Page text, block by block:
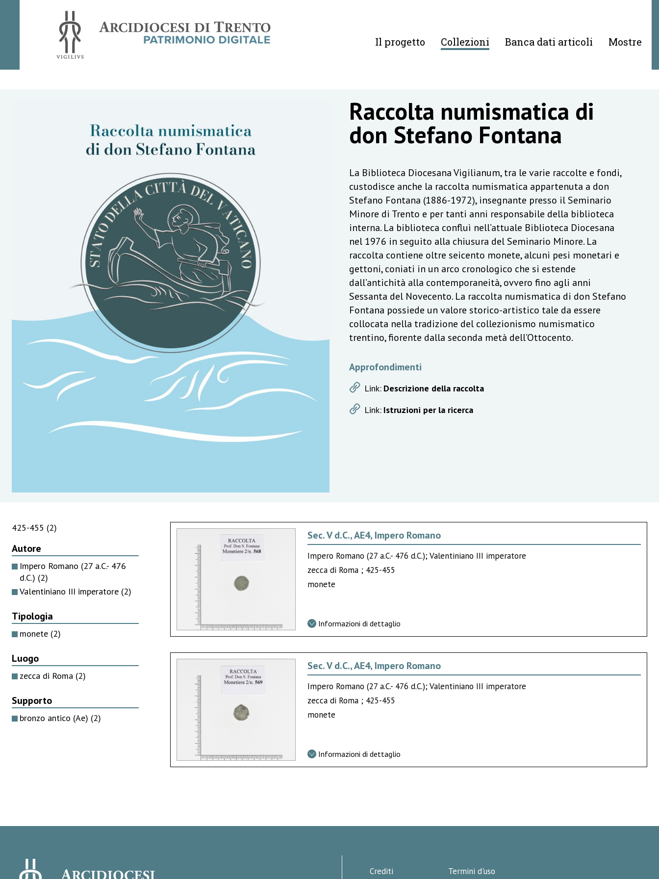
Il progetto Collezioni Banca dati articoli Mostre
Raccolta numismatica di
don Stefano Fontana
La Biblioteca Diocesana Vigilianum, tra le varie raccolte e fondi,
custodisce anche la raccolta numismatica appartenuta a don
Stefano Fontana (1886-1972), insegnante presso il Seminario
Minore di Trento e per tanti anni responsabile della biblioteca
interna. La biblioteca confluì nell’attuale Biblioteca Diocesana
nel 1976 in seguito alla chiusura del Seminario Minore. La
raccolta contiene oltre seicento monete, alcuni pesi monetari e
gettoni, coniati in un arco cronologico che si estende
dall’antichità alla contemporaneità, ovvero fino agli anni
Sessanta del Novecento. La raccolta numismatica di don Stefano
Fontana possiede un valore storico-artistico tale da essere
collocata nella tradizione del collezionismo numismatico
trentino, fiorente dalla seconda metà dell’Ottocento.
Approfondimenti
Link: Descrizione della raccolta
Link: Istruzioni per la ricerca
425-455 (2)
Autore
Impero Romano (27 a.C.- 476
d.C.) (2)
Valentiniano III imperatore (2)
Tipologia
monete (2)
Luogo
zecca di Roma (2)
Supporto
bronzo antico (Ae) (2)
Sec. V d.C., AE4, Impero Romano
Impero Romano (27 a.C.- 476 d.C.); Valentiniano III imperatore
zecca di Roma ; 425-455
monete
Informazioni di dettaglio
Sec. V d.C., AE4, Impero Romano
Impero Romano (27 a.C.- 476 d.C.); Valentiniano III imperatore
zecca di Roma ; 425-455
monete
Informazioni di dettaglio
Crediti
Termini d'uso